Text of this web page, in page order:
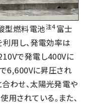
型燃料電池注4 富士
利用し、発電効率は
で発電し400Vに
で6,600Vに昇圧され
わせ、太陽光発電や
用されている。また、